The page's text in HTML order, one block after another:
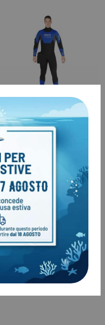
Muta Mares Ice Skin
€549,00